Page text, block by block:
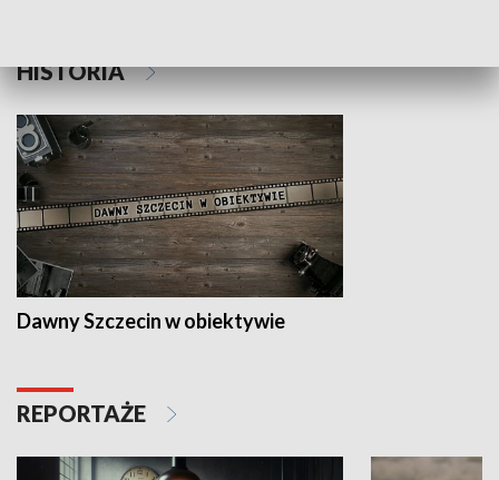
HISTORIA
Dawny Szczecin w obiektywie
REPORTAŻE